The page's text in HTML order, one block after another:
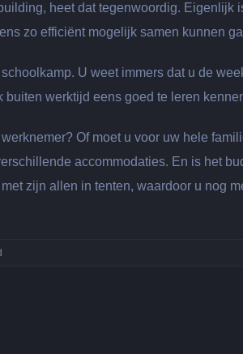
heet dat tegenwoordig. Eigenlijk
zo efficiënt mogelijk samen kunnen
U weet immers dat u de
werktijd eens goed te leren
Of moet u voor uw hele
accommodaties. En is het
zijn allen in tenten, waardoor u nog